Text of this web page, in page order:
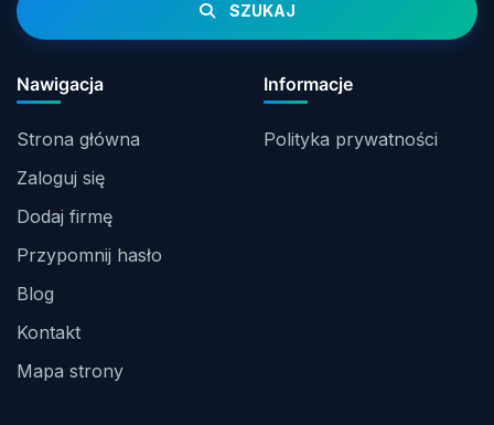
SZUKAJ
Nawigacja
Strona główna
Zaloguj się
Dodaj firmę
Przypomnij hasło
Blog
Kontakt
Mapa strony
Informacje
Polityka prywatności